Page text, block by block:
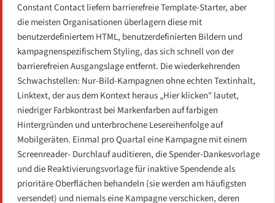
Constant Contact liefern barrierefreie Template-Starter, aber
die meisten Organisationen überlagern diese mit
benutzerdefiniertem HTML, benutzerdefinierten Bildern und
kampagnenspezifischem Styling, das sich schnell von der
barrierefreien Ausgangslage entfernt. Die wiederkehrenden
Schwachstellen: Nur-Bild-Kampagnen ohne echten Textinhalt,
Linktext, der aus dem Kontext heraus „Hier klicken" lautet,
niedriger Farbkontrast bei Markenfarben auf farbigen
Hintergründen und unterbrochene Lesereihenfolge auf
Mobilgeräten. Einmal pro Quartal eine Kampagne mit einem
Screenreader- Durchlauf auditieren, die Spender-Dankesvorlage
und die Reaktivierungsvorlage für inaktive Spendende als
prioritäre Oberflächen behandeln (sie werden am häufigsten
versendet) und niemals eine Kampagne verschicken, deren